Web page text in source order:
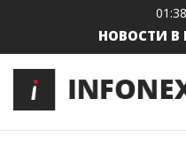
01:38
НОВОСТИ В